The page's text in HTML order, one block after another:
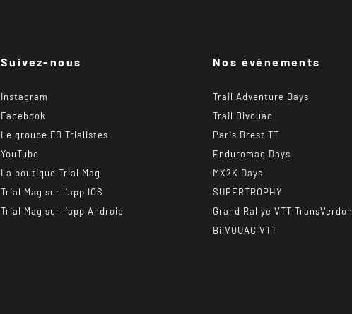
Suivez-nous
Instagram
Facebook
Le groupe FB Trialistes
YouTube
La boutique Trial Mag
Trial Mag sur l’app IOS
Trial Mag sur l’app Android
Nos événements
Trail Adventure Days
Trail Bivouac
Paris Brest TT
Enduromag Days
MX2K Days
SUPERTROPHY
Grand Rallye VTT TransVerdon
BiiVOUAC VTT